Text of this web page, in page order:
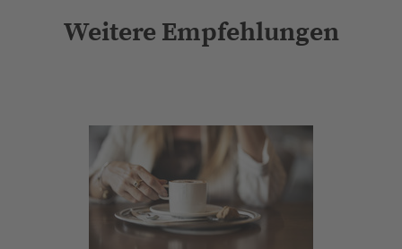
Weitere Empfehlungen